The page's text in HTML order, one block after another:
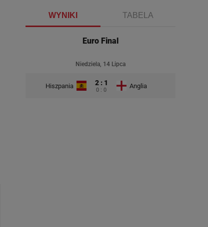
WYNIKI TABELA
Euro Final
Niedziela, 14 Lipca
Hiszpania 2 : 1
0 : 0
Anglia